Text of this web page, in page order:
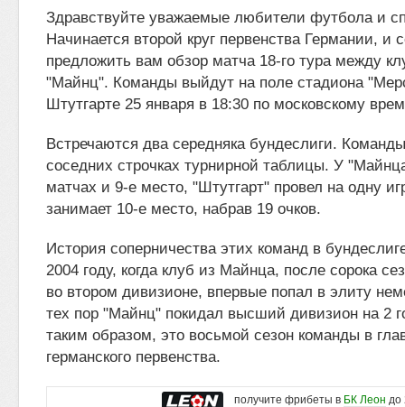
Здравствуйте уважаемые любители футбола и
Начинается второй круг первенства Германии, и
предложить вам обзор матча 18-го тура между
"Майнц". Команды выйдут на поле стадиона
Штутгарте 25 января в 18:30 по московскому
Встречаются два середняка бундеслиги.
соседних строчках турнирной таблицы. У
матчах и 9-е место, "Штутгарт" провел на одну
занимает 10-е место, набрав 19 очков.
История соперничества этих команд в
2004 году, когда клуб из Майнца, после сорока
во втором дивизионе, впервые попал в элиту
тех пор "Майнц" покидал высший дивизион на 2
таким образом, это восьмой сезон команды в
германского первенства.
получите фрибеты в БК Леон до